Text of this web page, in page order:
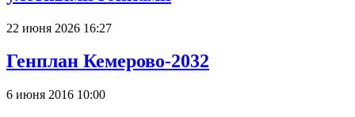
22 июня 2026 16:27
Генплан Кемерово-2032
6 июня 2016 10:00